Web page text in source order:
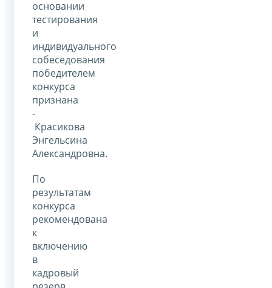
основании
тестирования
и
индивидуального
собеседования
победителем
конкурса
признана
-
Красикова
Энгельсина
Александровна.
По
результатам
конкурса
рекомендована
к
включению
в
кадровый